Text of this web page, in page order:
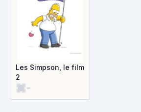
Les Simpson, le film
2
-